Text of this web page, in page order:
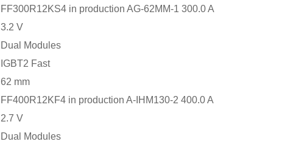
FF300R12KS4 in production AG-62MM-1 300.0 A
3.2 V
Dual Modules
IGBT2 Fast
62 mm
FF400R12KF4 in production A-IHM130-2 400.0 A
2.7 V
Dual Modules